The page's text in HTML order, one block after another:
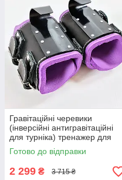
Гравітаційні черевики
(інверсійні антигравітаційні
для турніка) тренажер для
спини OSPORT Premium
(OF-0003) Чорно-фіолетовий
Готово до відправки
2 299 ₴ 3 715 ₴